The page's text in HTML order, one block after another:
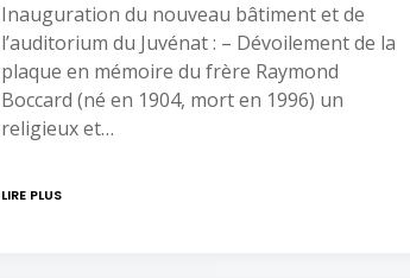
Inauguration du nouveau bâtiment et de
l’auditorium du Juvénat : – Dévoilement de la
plaque en mémoire du frère Raymond
Boccard (né en 1904, mort en 1996) un
religieux et…
LIRE PLUS